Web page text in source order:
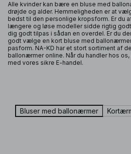
Alle kvinder kan bære en bluse med
drøjde og alder. Hemmeligheden er at
bedst til den personlige kropsform. Er du
længere og løse modeller sidde rigtig
dig godt tilpas i sådan en overdel. Er du
godt vælge en kort bluse med
pasform. NA-KD har et stort sortiment af
ballonærmer online. Når du handler hos
med vores sikre E-handel.
Bluser med ballonærmer